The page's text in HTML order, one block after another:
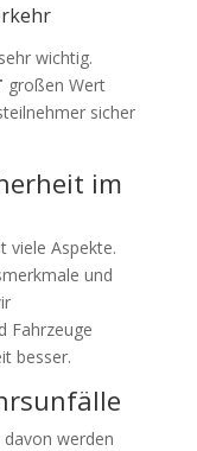
wichtig.
großen Wert
sicher
im
viele Aspekte.
und
Fahrzeuge
besser.
davon werden